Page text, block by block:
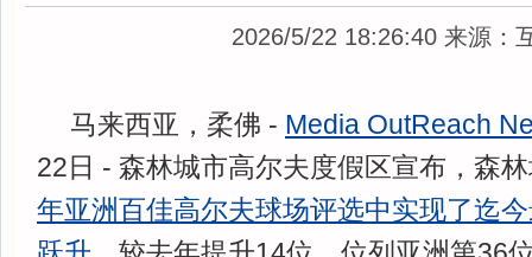
2026/5/22 18:26:40 来源：
马来西亚，柔佛 - Media OutReach
22日 - 森林城市高尔夫度假区宣布，森
年亚洲百佳高尔夫球场评选中实现了迄